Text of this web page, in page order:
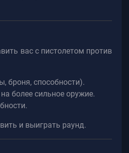
вас с пистолетом против
броня, способности).
более сильное оружие.
и выиграть раунд.